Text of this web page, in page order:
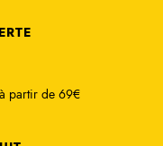
partir de 69€